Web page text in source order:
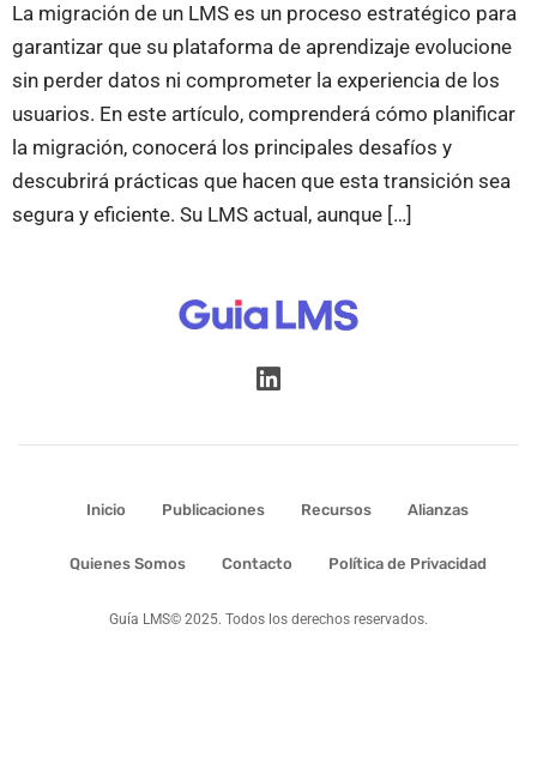
La migración de un LMS es un proceso estratégico para
garantizar que su plataforma de aprendizaje evolucione
sin perder datos ni comprometer la experiencia de los
usuarios. En este artículo, comprenderá cómo planificar
la migración, conocerá los principales desafíos y
descubrirá prácticas que hacen que esta transición sea
segura y eficiente. Su LMS actual, aunque […]
Inicio Publicaciones Recursos Alianzas
Quienes Somos Contacto Política de Privacidad
Guía LMS© 2025. Todos los derechos reservados.